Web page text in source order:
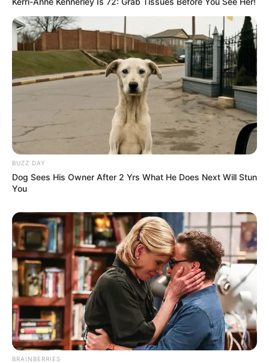
o envio dos medicamentos. Fazemos o possível para
agilizar esse processo. Estou sempre disponível pela
manhã para orientar pacientes ou tirar dúvidas sobre
medicamentos e processos."
A Secretaria de Saúde reforça que o acesso à informação é
um passo importante para garantir que todos recebam o
tratamento adequado de forma eficiente. Em caso de
dúvidas, a equipe das unidades de saúde está à disposição
para auxiliar.
Participe do nosso grupo do
WhatsApp!
BUZZ DAY
Dog Sees His Owner After 2 Yrs What He Does Next Will Stun
You
BRAINBERRIES